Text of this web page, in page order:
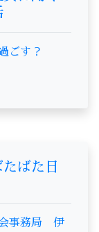
ごす？
ばた日
事務局 伊